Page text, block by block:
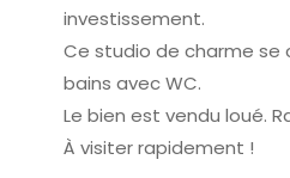
investissement.
Ce studio de charme se
bains avec WC.
Le bien est vendu loué.
À visiter rapidement !